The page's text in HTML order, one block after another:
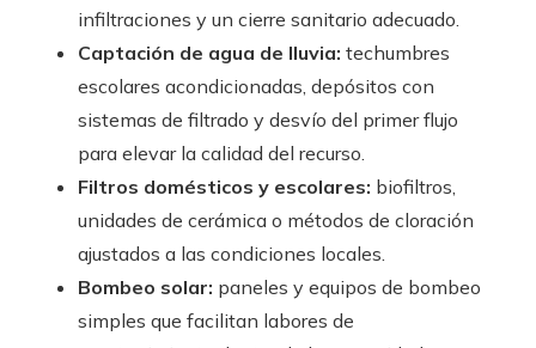
infiltraciones y un cierre sanitario adecuado.
Captación de agua de lluvia: techumbres
escolares acondicionadas, depósitos con
sistemas de filtrado y desvío del primer flujo
para elevar la calidad del recurso.
Filtros domésticos y escolares: biofiltros,
unidades de cerámica o métodos de cloración
ajustados a las condiciones locales.
Bombeo solar: paneles y equipos de bombeo
simples que facilitan labores de